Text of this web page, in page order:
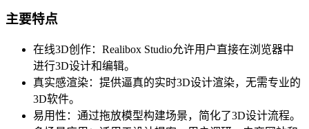
主要特点
在线3D创作：Realibox Studio允许用户直接在浏览器中
进行3D设计和编辑。
真实感渲染：提供逼真的实时3D设计渲染，无需专业的
3D软件。
易用性：通过拖放模型构建场景，简化了3D设计流程。